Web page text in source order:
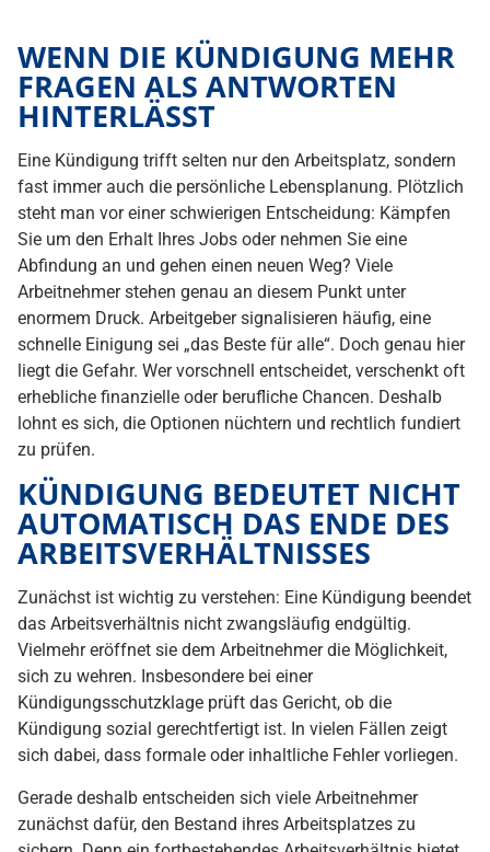
WENN DIE KÜNDIGUNG MEHR
FRAGEN ALS ANTWORTEN
HINTERLÄSST
Eine Kündigung trifft selten nur den Arbeitsplatz, sondern
fast immer auch die persönliche Lebensplanung. Plötzlich
steht man vor einer schwierigen Entscheidung: Kämpfen
Sie um den Erhalt Ihres Jobs oder nehmen Sie eine
Abfindung an und gehen einen neuen Weg? Viele
Arbeitnehmer stehen genau an diesem Punkt unter
enormem Druck. Arbeitgeber signalisieren häufig, eine
schnelle Einigung sei „das Beste für alle“. Doch genau hier
liegt die Gefahr. Wer vorschnell entscheidet, verschenkt oft
erhebliche finanzielle oder berufliche Chancen. Deshalb
lohnt es sich, die Optionen nüchtern und rechtlich fundiert
zu prüfen.
KÜNDIGUNG BEDEUTET NICHT
AUTOMATISCH DAS ENDE DES
ARBEITSVERHÄLTNISSES
Zunächst ist wichtig zu verstehen: Eine Kündigung beendet
das Arbeitsverhältnis nicht zwangsläufig endgültig.
Vielmehr eröffnet sie dem Arbeitnehmer die Möglichkeit,
sich zu wehren. Insbesondere bei einer
Kündigungsschutzklage prüft das Gericht, ob die
Kündigung sozial gerechtfertigt ist. In vielen Fällen zeigt
sich dabei, dass formale oder inhaltliche Fehler vorliegen.
Gerade deshalb entscheiden sich viele Arbeitnehmer
zunächst dafür, den Bestand ihres Arbeitsplatzes zu